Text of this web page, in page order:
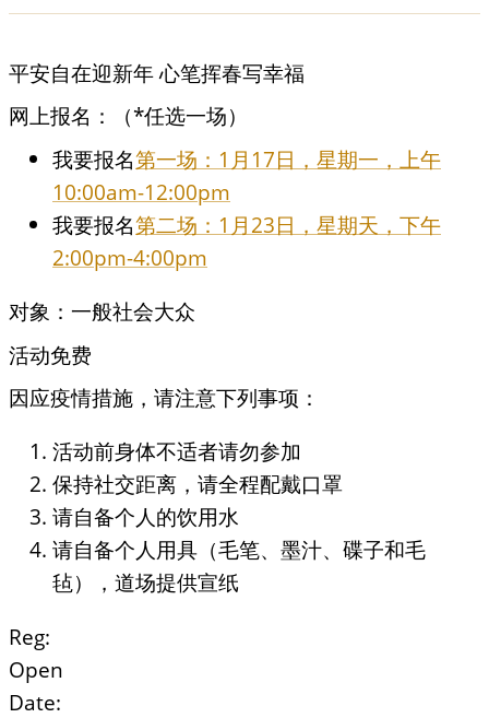
平安自在迎新年 心笔挥春写幸福
网上报名：（*任选一场）
我要报名第一场：1月17日，星期一，上午
10:00am-12:00pm
我要报名第二场：1月23日，星期天，下午
2:00pm-4:00pm
对象：一般社会大众
活动免费
因应疫情措施，请注意下列事项：
活动前身体不适者请勿参加
保持社交距离，请全程配戴口罩
请自备个人的饮用水
请自备个人用具（毛笔、墨汁、碟子和毛
毡），道场提供宣纸
Reg:
Open
Date: